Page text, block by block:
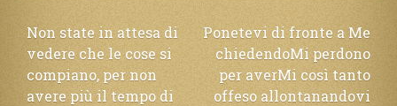
Navigazione
articoli
Non state in attesa di
vedere che le cose si
compiano, per non
avere più il tempo di
Ponetevi di fronte a Me
chiedendoMi perdono
per averMi così tanto
offeso allontanandovi